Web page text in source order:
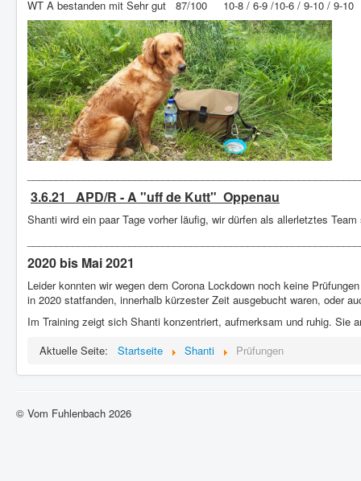
WT A bestanden mit Sehr gut 87/100 10-8 / 6-9 /10-6 / 9-10 / 9-10
3.6.21 APD/R - A "uff de Kutt" Oppenau
Shanti wird ein paar Tage vorher läufig, wir dürfen als allerletztes
2020 bis Mai 2021
Leider konnten wir wegen dem Corona Lockdown noch keine
in 2020 statfanden, innerhalb kürzester Zeit ausgebucht waren, oder
Im Training zeigt sich Shanti konzentriert, aufmerksam und ruhig. Sie
Aktuelle Seite:
Startseite Shanti Prüfungen
© Vom Fuhlenbach 2026